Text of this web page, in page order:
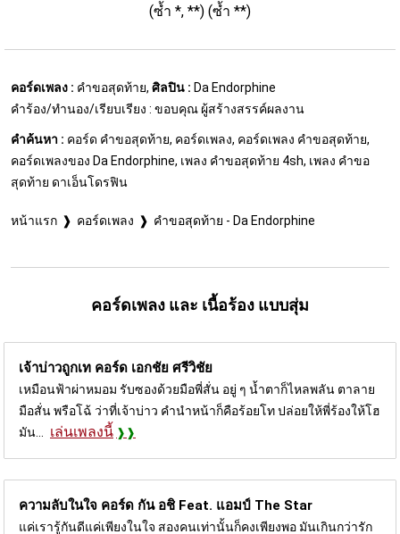
(ซ้ำ *, **) (ซ้ำ **)
คอร์ดเพลง : คำขอสุดท้าย, ศิลปิน : Da Endorphine
คำร้อง/ทำนอง/เรียบเรียง : ขอบคุณ ผู้สร้างสรรค์ผลงาน
คำค้นหา : คอร์ด คำขอสุดท้าย, คอร์ดเพลง, คอร์ดเพลง คําขอสุดท้าย,
คอร์ดเพลงของ Da Endorphine, เพลง คําขอสุดท้าย 4sh, เพลง คําขอ
สุดท้าย ดาเอ็นโดรฟิน
หน้าแรก คอร์ดเพลง คำขอสุดท้าย - Da Endorphine
คอร์ดเพลง และ เนื้อร้อง แบบสุ่ม
เจ้าบ่าวถูกเท คอร์ด เอกชัย ศรีวิชัย
เหมือนฟ้าผ่าหมอม รับซองด้วยมือพี่สั่น อยู่ ๆ น้ำตาก็ไหลพลัน ตาลาย
มือสั่น พรือโฉ้ ว่าที่เจ้าบ่าว คำนำหน้าก็คือร้อยโท ปล่อยให้พี่ร้องให้โฮ
มัน... เล่นเพลงนี้
ความลับในใจ คอร์ด กัน อชิ Feat. แอมป์ The Star
แค่เรารู้กันดีแค่เพียงในใจ สองคนเท่านั้นก็คงเพียงพอ มันเกินกว่ารัก